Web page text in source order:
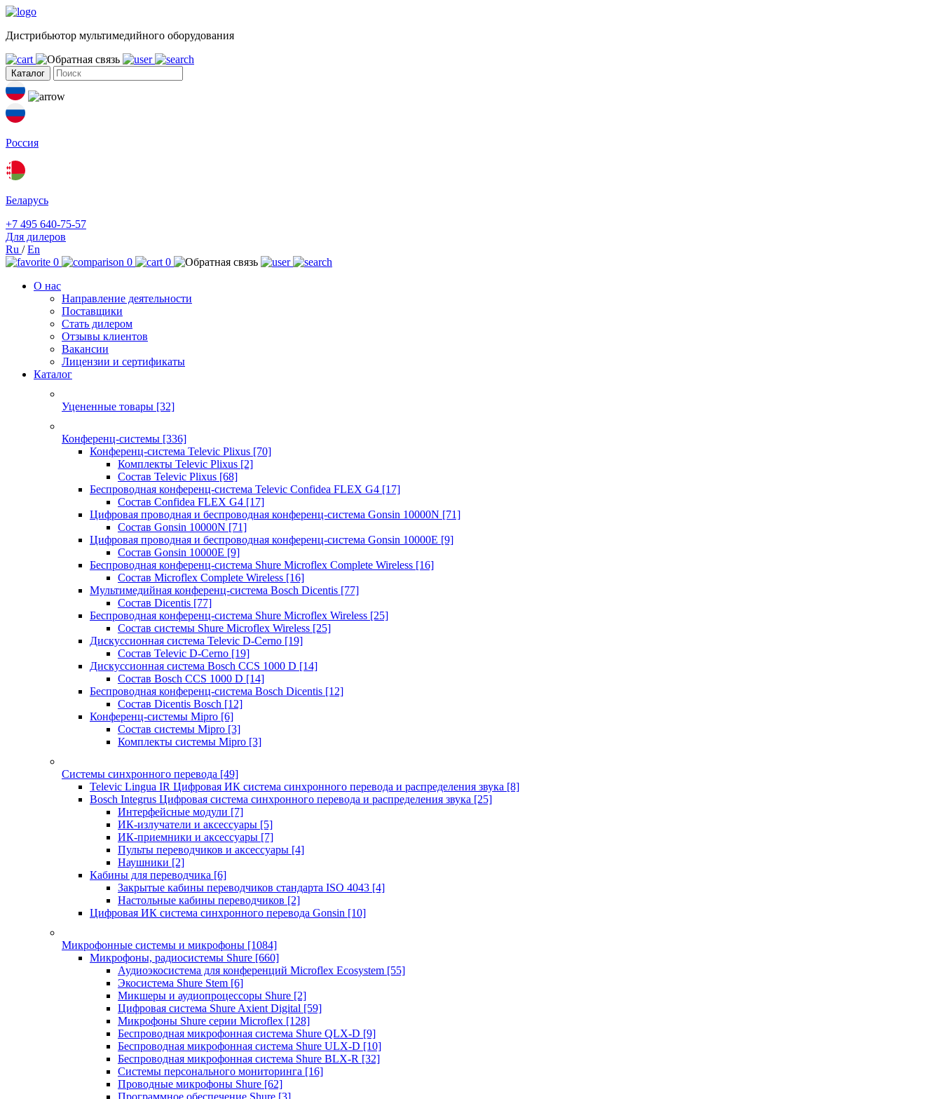
Дистрибьютор мультимедийного оборудования
Каталог
Россия
Беларусь
+7 495 640-75-57
Для дилеров
Ru /En
0
0
0
О нас
Направление деятельности
Поставщики
Стать дилером
Отзывы клиентов
Вакансии
Лицензии и сертификаты
Каталог
Уцененные товары [32]
Конференц-системы [336]
Конференц-система Televic Plixus [70]
Комплекты Televic Plixus [2]
Состав Televic Plixus [68]
Беспроводная конференц-система Televic Confidea FLEX G4 [17]
Состав Confidea FLEX G4 [17]
Цифровая проводная и беспроводная конференц-система Gonsin 10000N [71]
Состав Gonsin 10000N [71]
Цифровая проводная и беспроводная конференц-система Gonsin 10000E [9]
Состав Gonsin 10000E [9]
Беспроводная конференц-система Shure Microflex Complete Wireless [16]
Состав Microflex Complete Wireless [16]
Мультимедийная конференц-система Bosch Dicentis [77]
Состав Dicentis [77]
Беспроводная конференц-система Shure Microflex Wireless [25]
Состав системы Shure Microflex Wireless [25]
Дискуссионная система Televic D-Cerno [19]
Состав Televic D-Cerno [19]
Дискуссионная система Bosch CCS 1000 D [14]
Состав Bosch CCS 1000 D [14]
Беспроводная конференц-система Bosch Dicentis [12]
Состав Dicentis Bosch [12]
Конференц-системы Mipro [6]
Состав системы Mipro [3]
Комплекты системы Mipro [3]
Системы синхронного перевода [49]
Televic Lingua IR Цифровая ИК система синхронного перевода и распределения звука [8]
Bosch Integrus Цифровая система синхронного перевода и распределения звука [25]
Интерфейсные модули [7]
ИК-излучатели и аксессуары [5]
ИК-приемники и аксессуары [7]
Пульты переводчиков и аксессуары [4]
Наушники [2]
Кабины для переводчика [6]
Закрытые кабины переводчиков стандарта ISO 4043 [4]
Настольные кабины переводчиков [2]
Цифровая ИК система синхронного перевода Gonsin [10]
Микрофонные системы и микрофоны [1084]
Микрофоны, радиосистемы Shure [660]
Аудиоэкосистема для конференций Microflex Ecosystem [55]
Экосистема Shure Stem [6]
Микшеры и аудиопроцессоры Shure [2]
Цифровая система Shure Axient Digital [59]
Микрофоны Shure серии Microflex [128]
Беспроводная микрофонная система Shure QLX-D [9]
Беспроводная микрофонная система Shure ULX-D [10]
Беспроводная микрофонная система Shure BLX-R [32]
Системы персонального мониторинга [16]
Проводные микрофоны Shure [62]
Программное обеспечение Shure [3]